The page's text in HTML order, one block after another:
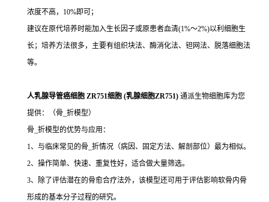
浓度不高，10%即可；
建议在原代培养时能加入生长因子或原患者血清(1%～2%)以利细胞生
长；培养方法很多，主要有组织块法、酶消化法、钽网法、脱落细胞法
等。
人乳腺导管癌细胞 ZR751细胞 (乳腺细胞ZR751) 通派生物细胞库为您
提供：（骨_折模型）
骨_折模型的优势与应用：
1、与临床常见的骨_折情况（病因、固定方法、解剖部位）最为相似。
2、操作简单、快速、重复性好，适合做大量筛选。
3、除了评估潜在的骨愈合疗法外，该模型还可用于评估影响软骨内骨
形成的基本分子过程的研究。